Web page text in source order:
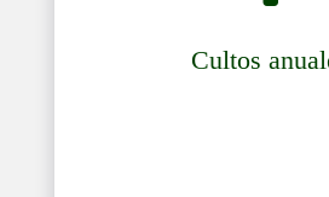
Cultos